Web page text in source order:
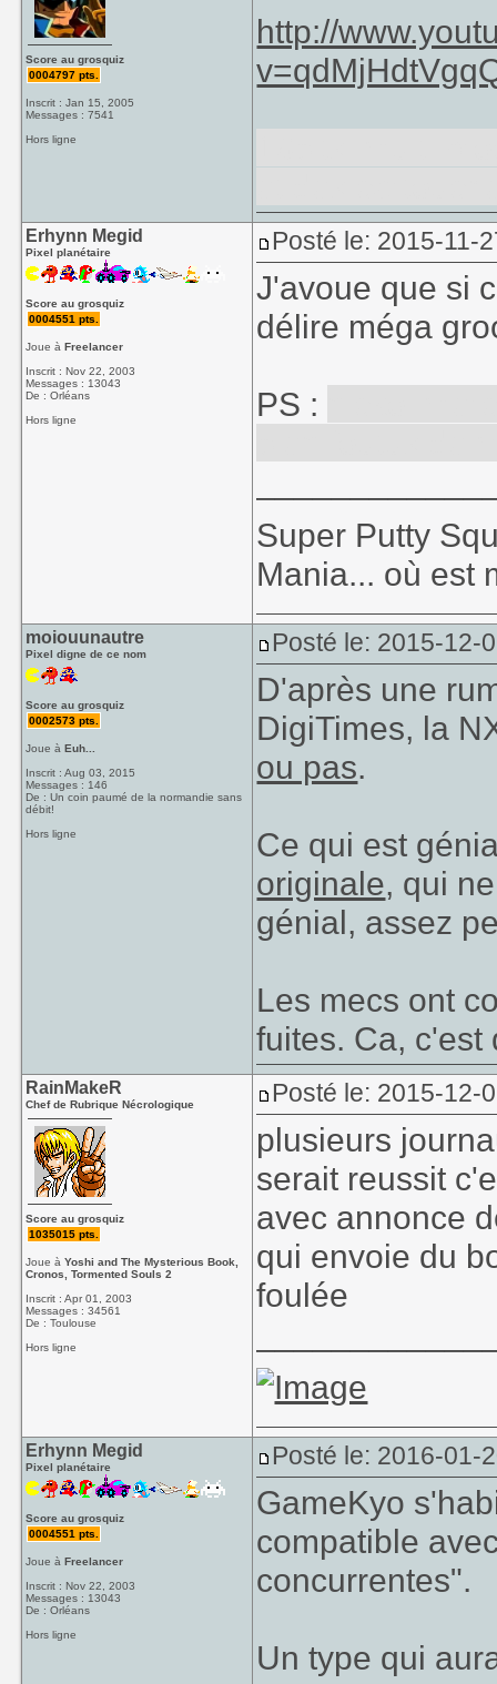
Score au grosquiz
0004797 pts.
Inscrit : Jan 15, 2005
Messages : 7541
Hors ligne
http://
Erhynn Megid
Pixel planétaire
Score au grosquiz
0004551 pts.
Joue àFreelancer
Inscrit : Nov 22, 2003
Messages : 13043
De : Orléans
Hors ligne
Posté le: 2015-11-
J'avoue que si
délire méga
PS :
Super Putty
Mania... où est
moiouunautre
Pixel digne de ce nom
Score au grosquiz
0002573 pts.
Joue àEuh...
Inscrit : Aug 03, 2015
Messages : 146
De : Un coin paumé de la normandie sans
débit!
Hors ligne
Posté le: 2015-12-
D'après une
DigiTimes, la
ou pas.
Ce qui est
originale, qui
génial, assez
Les mecs ont
fuites. Ca,
RainMakeR
Chef de Rubrique Nécrologique
Score au grosquiz
1035015 pts.
Joue àYoshi and The Mysterious Book,
Cronos, Tormented Souls 2
Inscrit : Apr 01, 2003
Messages : 34561
De : Toulouse
Hors ligne
Posté le: 2015-12-
plusieurs
serait reussit
avec annonce
qui envoie du
foulée
Erhynn Megid
Pixel planétaire
Score au grosquiz
0004551 pts.
Joue àFreelancer
Inscrit : Nov 22, 2003
Messages : 13043
De : Orléans
Hors ligne
Posté le: 2016-01-
GameKyo
compatible
concurrentes".
Un type qui